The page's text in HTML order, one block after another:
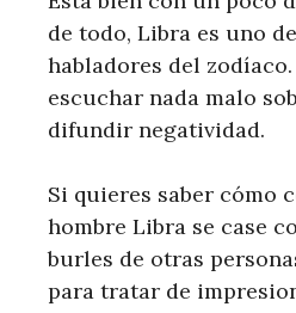
de todo, Libra es uno
habladores del
escuchar nada malo
difundir negatividad.
Si quieres saber cómo
hombre Libra se case
burles de otras
para tratar de